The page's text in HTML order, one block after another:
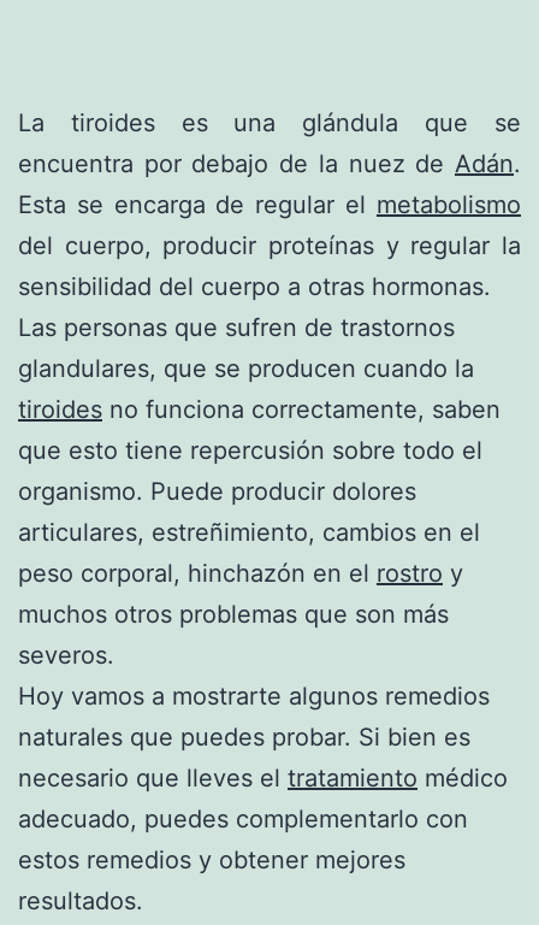
La tiroides es una glándula que se
encuentra por debajo de la nuez de Adán.
Esta se encarga de regular el metabolismo
del cuerpo, producir proteínas y regular la
sensibilidad del cuerpo a otras hormonas.
Las personas que sufren de trastornos
glandulares, que se producen cuando la
tiroides no funciona correctamente, saben
que esto tiene repercusión sobre todo el
organismo. Puede producir dolores
articulares, estreñimiento, cambios en el
peso corporal, hinchazón en el rostro y
muchos otros problemas que son más
severos.
Hoy vamos a mostrarte algunos remedios
naturales que puedes probar. Si bien es
necesario que lleves el tratamiento médico
adecuado, puedes complementarlo con
estos remedios y obtener mejores
resultados.